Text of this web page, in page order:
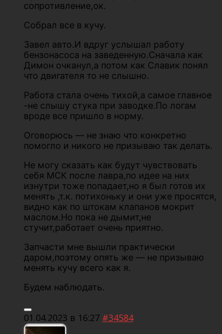
сопротивление,ок.
Собрал все в кучу.
Завел авто.И вдруг услышал работу
бензонасоса на заведенную.Сначала как
Димон очканул,а потом как Славик понял
что двигателя то не слышно.
Работа стала очень тихой,а самое главное
-не слышу стука при заводке.По логам
вроде все пришло в норму.
Оговорюсь — не знаю что конкретно
помогло и никого не призываю так делать.
Не могу сказать как будут чувствовать
себя МСК после лавра,по идее на них
изнутри тоже попадает,но я был готов их
менять ,т.к. потихоньку и они уже просятся,
видно как по штокам клапанов мокрит
маслом.Но пока не дымит,не
стучит,работает очень приятно.
Запчасти мне вышли практически
даром,поэтому опять же — не призываю
менять кучу всего как я.
Будем наблюдать.
01.04.2023 в 16:27 #34584